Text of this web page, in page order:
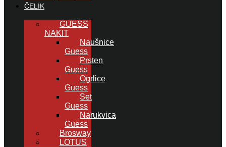
ČELIK
GUESS
NAKIT
Naušnice
Guess
Prsten
Guess
Ogrlice
Guess
Set
Guess
Narukvica
Guess
Brosway
LOTUS